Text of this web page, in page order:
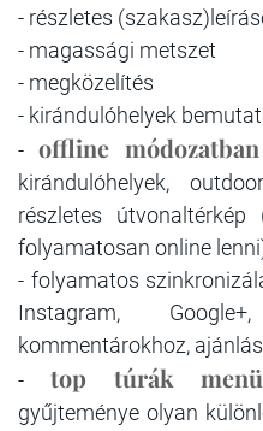
- részletes
- magassági metszet
- megközelítés
- kirándulóhelyek
- offline
kirándulóhelyek,
részletes
folyamatosan online
- folyamatos
Instagram,
kommentárokhoz,
- top túrák
gyűjteménye olyan